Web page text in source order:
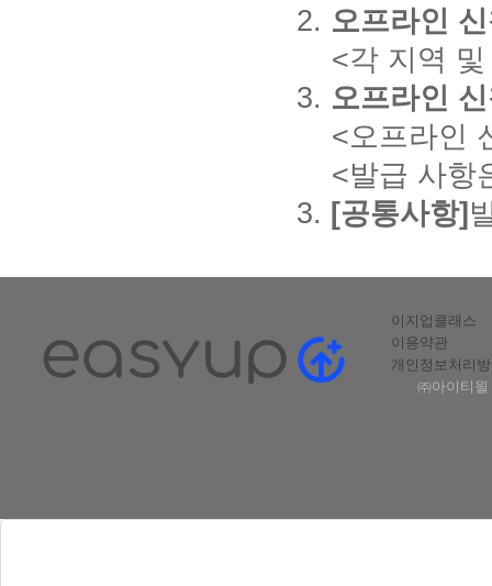
2. 오프라인
<각 지역 및
3. 오프라인
<오프라인
<발급 사항
3. [공통사항]
이지업클래스
이용약관
개인정보처리
㈜아이티